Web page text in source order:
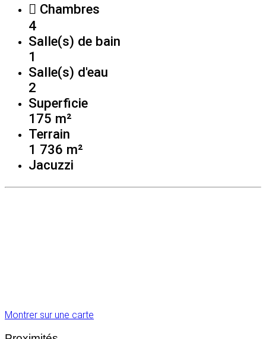
Chambres
4
Salle(s) de bain
1
Salle(s) d'eau
2
Superficie
175 m²
Terrain
1 736 m²
Jacuzzi
Montrer sur une carte